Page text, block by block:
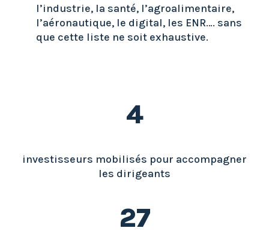
l’industrie, la santé, l’agroalimentaire,
l’aéronautique, le digital, les ENR…. sans
que cette liste ne soit exhaustive.
4
investisseurs mobilisés pour accompagner
les dirigeants
27